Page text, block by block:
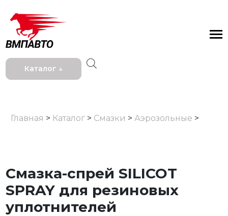
Каталог ↓
Главная > Каталог > Смазки > Аэрозольные >
Смазка-спрей SILICOT
SPRAY для резиновых
уплотнителей